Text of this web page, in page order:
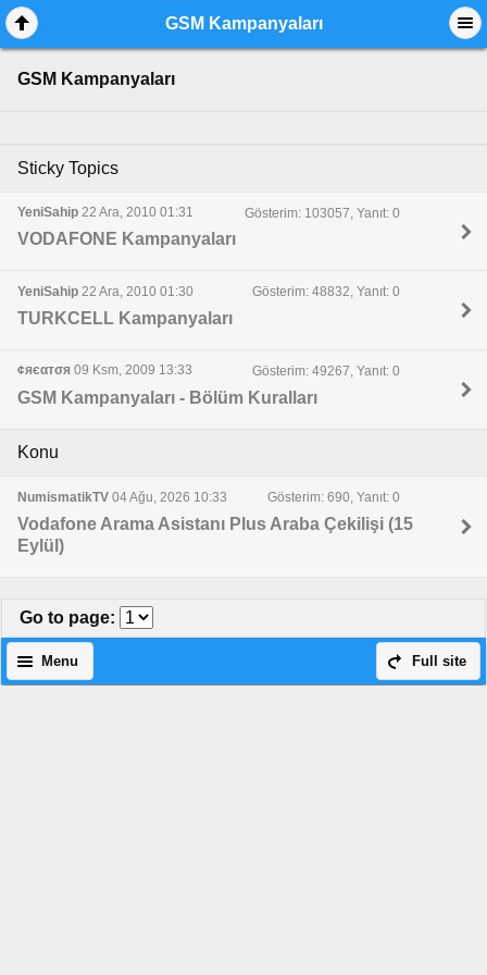
GSM Kampanyaları
GSM Kampanyaları
Sticky Topics
YeniSahip 22 Ara, 2010 01:31 Gösterim: 103057, Yanıt: 0
VODAFONE Kampanyaları
YeniSahip 22 Ara, 2010 01:30 Gösterim: 48832, Yanıt: 0
TURKCELL Kampanyaları
¢яєαтσя 09 Ksm, 2009 13:33 Gösterim: 49267, Yanıt: 0
GSM Kampanyaları - Bölüm Kuralları
Konu
NumismatikTV 04 Ağu, 2026 10:33 Gösterim: 690, Yanıt: 0
Vodafone Arama Asistanı Plus Araba Çekilişi (15
Eylül)
Go to page:
Full site
Menu